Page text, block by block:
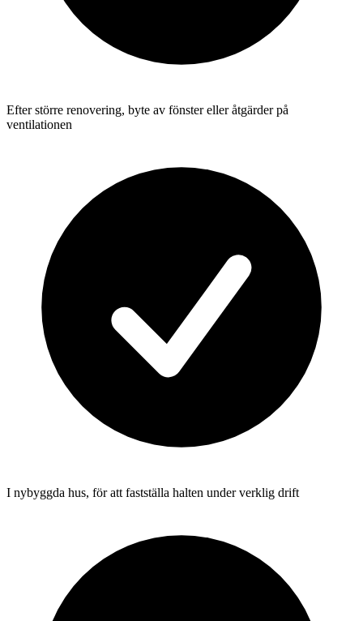
Efter större renovering, byte av fönster eller åtgärder på
ventilationen
I nybyggda hus, för att fastställa halten under verklig drift